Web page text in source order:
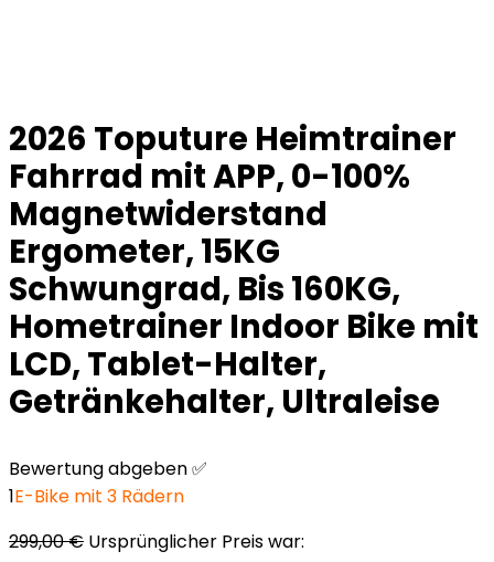
2026 Toputure Heimtrainer
Fahrrad mit APP, 0-100%
Magnetwiderstand
Ergometer, 15KG
Schwungrad, Bis 160KG,
Hometrainer Indoor Bike mit
LCD, Tablet-Halter,
Getränkehalter, Ultraleise
Bewertung abgeben ✅
1E-Bike mit 3 Rädern
299,00€ Ursprünglicher Preis war: